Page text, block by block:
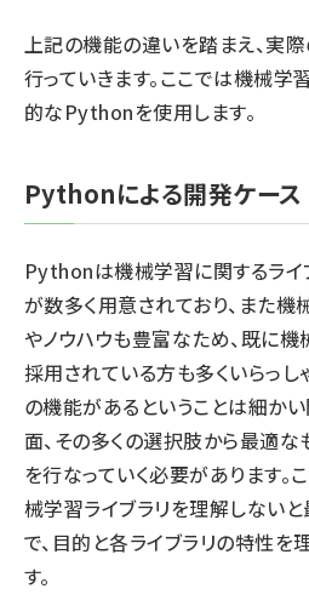
上記の機能の違いを踏まえ、実
行っていきます。ここでは機械学
的なPythonを使用します。
Pythonによる開発ケース
Pythonは機械学習に関するライ
が数多く用意されており、また
やノウハウも豊富なため、既に
採用されている方も多くいらっし
の機能があるということは細か
面、その多くの選択肢から最適
を行なっていく必要があります
械学習ライブラリを理解しない
で、目的と各ライブラリの特性を
す。